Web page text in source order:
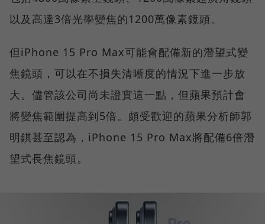
以及高達3倍光學變焦的1200萬像素鏡頭。
但iPhone 15 Pro Max可能會配備新的潛望式變
焦鏡頭，可以在不損失清晰度的情況下進一步放
大。儘管該公司尚未證實這一點，但蘋果預計會
將變焦範圍提高到5倍。頗受歡迎的蘋果分析師郭
明錤甚至認為，iPhone 15 Pro Max將配備6倍潛
望式長焦鏡頭。